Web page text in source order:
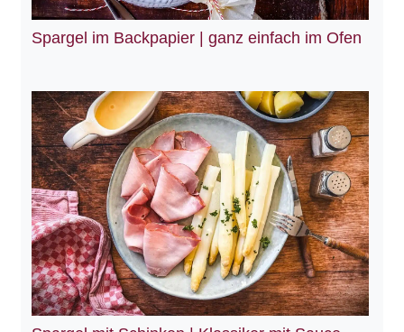
Spargel im Backpapier | ganz einfach im Ofen